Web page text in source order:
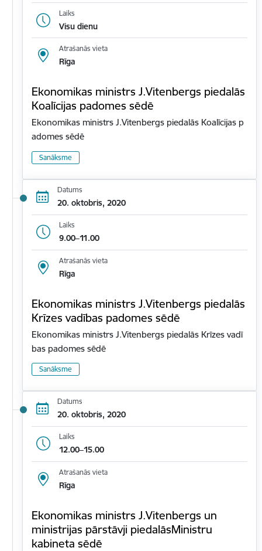
Laiks
Visu dienu
Atrašanās vieta
Rīga
Ekonomikas ministrs J.Vitenbergs piedalās
Koalīcijas padomes sēdē
Ekonomikas ministrs J.Vitenbergs piedalās Koalīcijas p
adomes sēdē
Sanāksme
Datums
20. oktobris, 2020
Laiks
9.00–11.00
Atrašanās vieta
Rīga
Ekonomikas ministrs J.Vitenbergs piedalās
Krīzes vadības padomes sēdē
Ekonomikas ministrs J.Vitenbergs piedalās Krīzes vadī
bas padomes sēdē
Sanāksme
Datums
20. oktobris, 2020
Laiks
12.00–15.00
Atrašanās vieta
Rīga
Ekonomikas ministrs J.Vitenbergs un
ministrijas pārstāvji piedalāsMinistru
kabineta sēdē